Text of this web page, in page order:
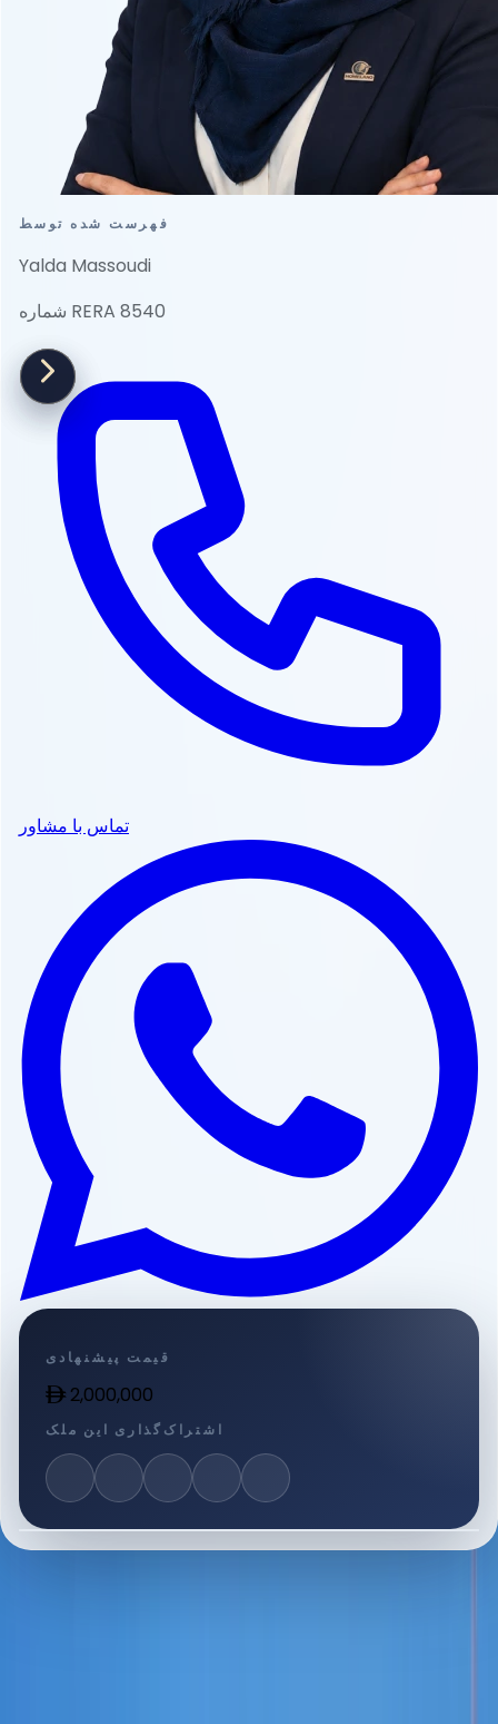
فهرست شده توسط
Yalda Massoudi
شماره RERA 8540
تماس با مشاور
قیمت پیشنهادی
2,000,000
اشتراک‌گذاری این ملک